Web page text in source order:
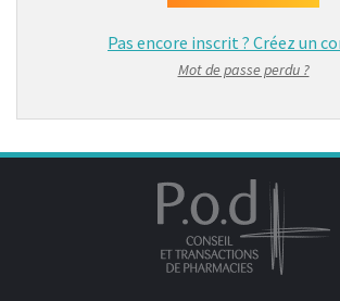
Pas encore inscrit ? Créez un
Mot de passe perdu ?